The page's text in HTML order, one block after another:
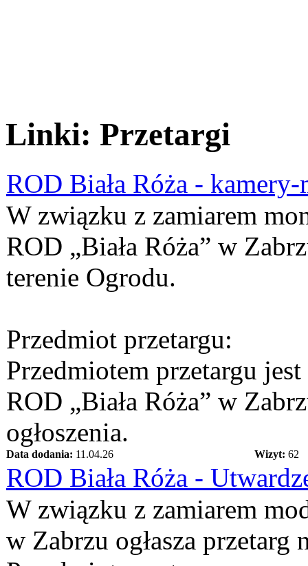
Linki: Przetargi
ROD Biała Róża -
W związku z zamiarem
ROD „Biała Róża” w
terenie Ogrodu.
Przedmiot przetargu:
Przedmiotem przetargu
ROD „Biała Róża” w
ogłoszenia.
Data dodania: 11.04.26 Wizyt: 62
ROD Biała Róża -
W związku z zamiarem
w Zabrzu ogłasza